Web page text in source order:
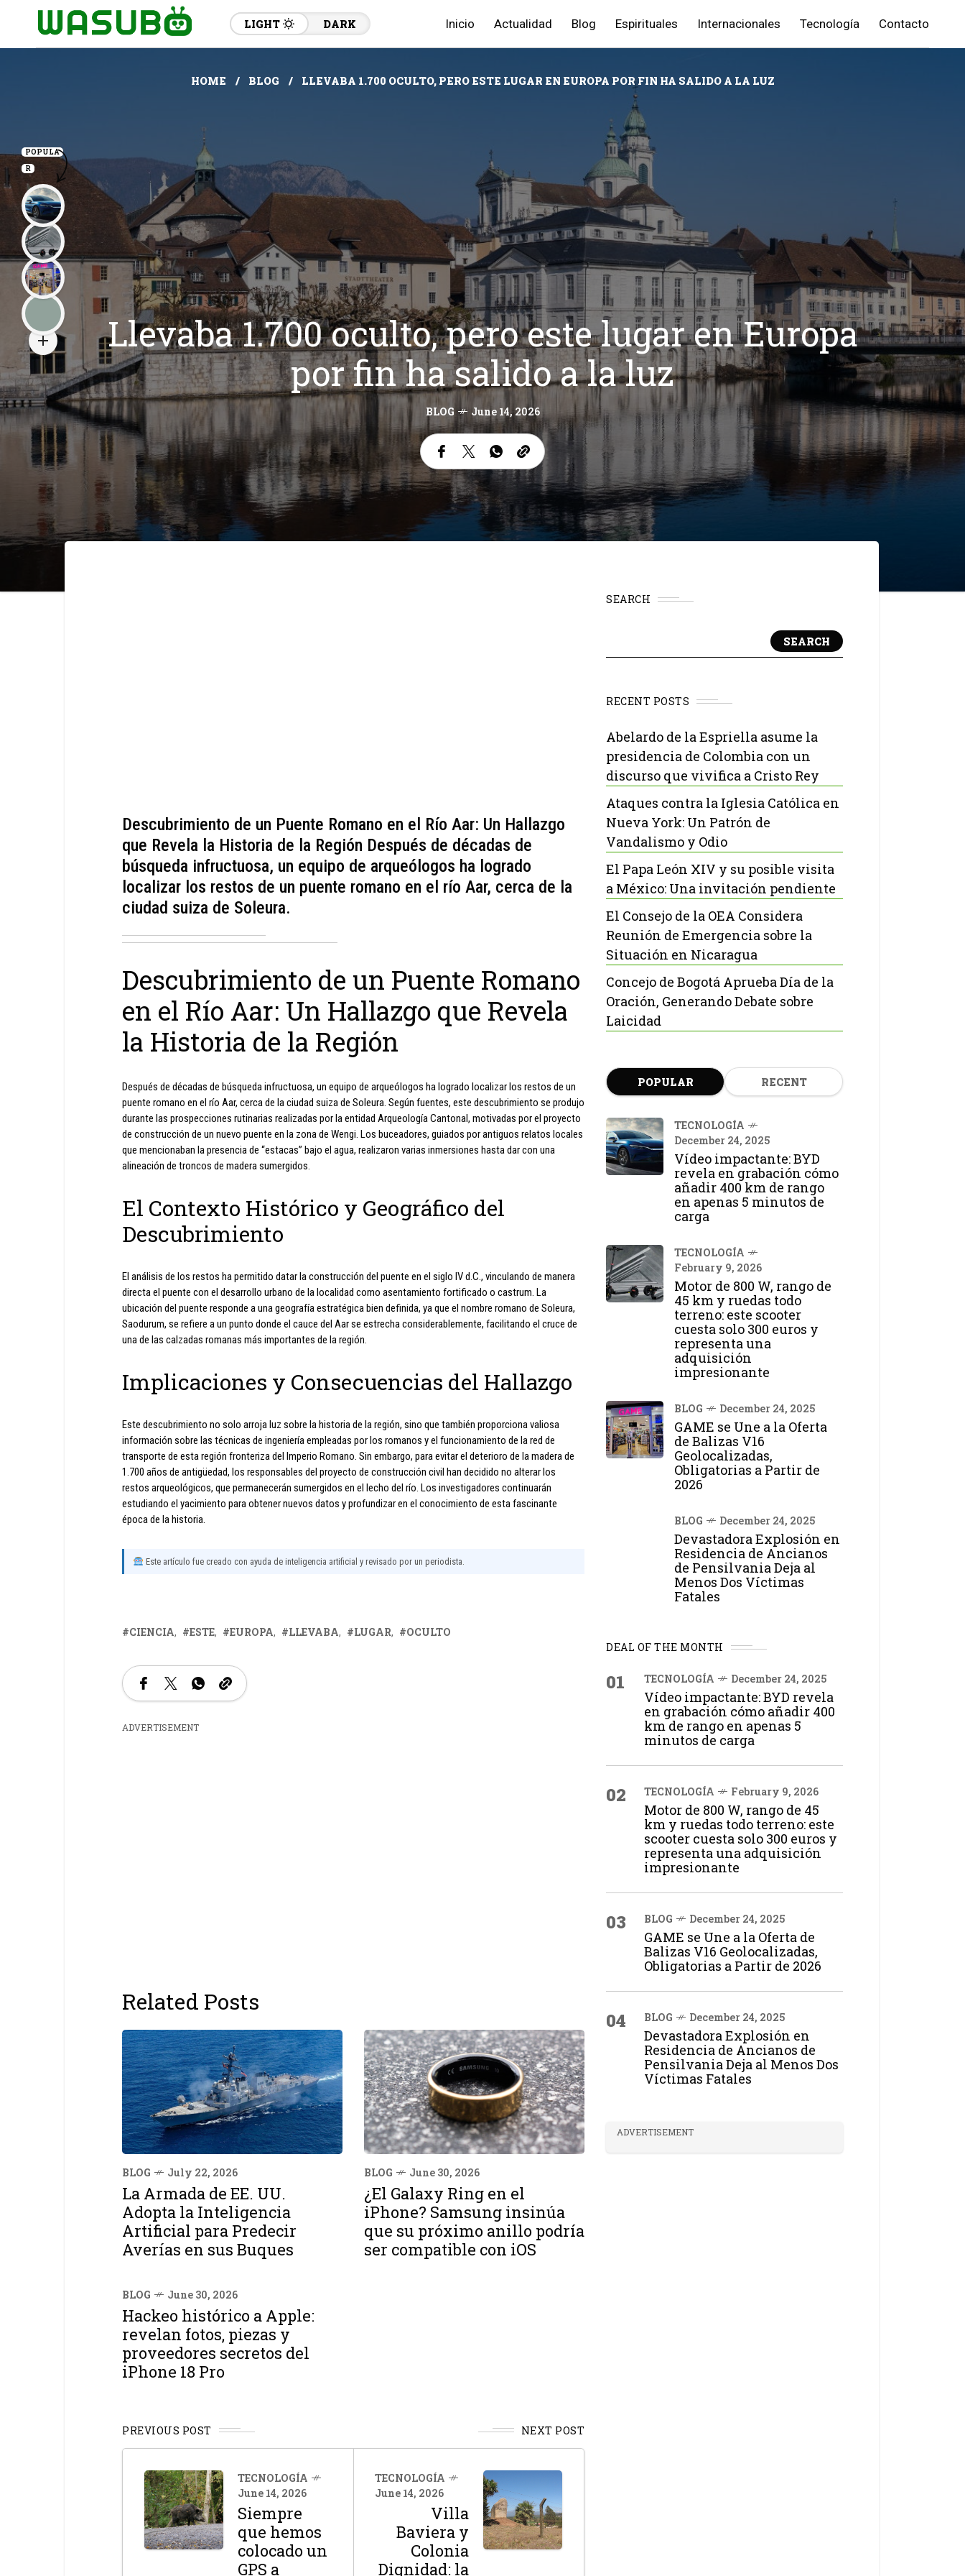
LIGHT DARK Inicio Actualidad Blog Espirituales Internacionales Tecnología Contacto
HOME BLOG LLEVABA 1.700 OCULTO, PERO ESTE LUGAR EN EUROPA POR FIN HA SALIDO A LA LUZ
Llevaba 1.700 oculto, pero este lugar en Europa
por fin ha salido a la luz
BLOG June 14, 2026
Descubrimiento de un Puente Romano en el Río Aar: Un Hallazgo
que Revela la Historia de la Región Después de décadas de
búsqueda infructuosa, un equipo de arqueólogos ha logrado
localizar los restos de un puente romano en el río Aar, cerca de la
ciudad suiza de Soleura.
Descubrimiento de un Puente Romano
en el Río Aar: Un Hallazgo que Revela
la Historia de la Región
Después de décadas de búsqueda infructuosa, un equipo de arqueólogos ha logrado localizar los restos de un
puente romano en el río Aar, cerca de la ciudad suiza de Soleura. Según fuentes, este descubrimiento se produjo
durante las prospecciones rutinarias realizadas por la entidad Arqueología Cantonal, motivadas por el proyecto
de construcción de un nuevo puente en la zona de Wengi. Los buceadores, guiados por antiguos relatos locales
que mencionaban la presencia de “estacas” bajo el agua, realizaron varias inmersiones hasta dar con una
alineación de troncos de madera sumergidos.
El Contexto Histórico y Geográfico del
Descubrimiento
El análisis de los restos ha permitido datar la construcción del puente en el siglo IV d.C., vinculando de manera
directa el puente con el desarrollo urbano de la localidad como asentamiento fortificado o castrum. La
ubicación del puente responde a una geografía estratégica bien definida, ya que el nombre romano de Soleura,
Saodurum, se refiere a un punto donde el cauce del Aar se estrecha considerablemente, facilitando el cruce de
una de las calzadas romanas más importantes de la región.
Implicaciones y Consecuencias del Hallazgo
Este descubrimiento no solo arroja luz sobre la historia de la región, sino que también proporciona valiosa
información sobre las técnicas de ingeniería empleadas por los romanos y el funcionamiento de la red de
transporte de esta región fronteriza del Imperio Romano. Sin embargo, para evitar el deterioro de la madera de
1.700 años de antigüedad, los responsables del proyecto de construcción civil han decidido no alterar los
restos arqueológicos, que permanecerán sumergidos en el lecho del río. Los investigadores continuarán
estudiando el yacimiento para obtener nuevos datos y profundizar en el conocimiento de esta fascinante
época de la historia.
Este artículo fue creado con ayuda de inteligencia artificial y revisado por un periodista.
CIENCIA ESTE EUROPA LLEVABA LUGAR OCULTO
ADVERTISEMENT
Related Posts
BLOG July 22, 2026
La Armada de EE. UU.
Adopta la Inteligencia
Artificial para Predecir
Averías en sus Buques
BLOG June 30, 2026
¿El Galaxy Ring en el
iPhone? Samsung insinúa
que su próximo anillo podría
ser compatible con iOS
BLOG June 30, 2026
Hackeo histórico a Apple:
revelan fotos, piezas y
proveedores secretos del
iPhone 18 Pro
PREVIOUS POST NEXT POST
TECNOLOGÍA
June 14, 2026
Siempre
que hemos
colocado un
GPS a
TECNOLOGÍA
June 14, 2026
Villa
Baviera y
Colonia
Dignidad: la
SEARCH
SEARCH
RECENT POSTS
Abelardo de la Espriella asume la
presidencia de Colombia con un
discurso que vivifica a Cristo Rey
Ataques contra la Iglesia Católica en
Nueva York: Un Patrón de
Vandalismo y Odio
El Papa León XIV y su posible visita
a México: Una invitación pendiente
El Consejo de la OEA Considera
Reunión de Emergencia sobre la
Situación en Nicaragua
Concejo de Bogotá Aprueba Día de la
Oración, Generando Debate sobre
Laicidad
POPULAR RECENT
TECNOLOGÍA
December 24, 2025
Vídeo impactante: BYD
revela en grabación cómo
añadir 400 km de rango
en apenas 5 minutos de
carga
TECNOLOGÍA
February 9, 2026
Motor de 800 W, rango de
45 km y ruedas todo
terreno: este scooter
cuesta solo 300 euros y
representa una
adquisición
impresionante
BLOG December 24, 2025
GAME se Une a la Oferta
de Balizas V16
Geolocalizadas,
Obligatorias a Partir de
2026
BLOG December 24, 2025
Devastadora Explosión en
Residencia de Ancianos
de Pensilvania Deja al
Menos Dos Víctimas
Fatales
DEAL OF THE MONTH
01 TECNOLOGÍA December 24, 2025
Vídeo impactante: BYD revela
en grabación cómo añadir 400
km de rango en apenas 5
minutos de carga
02 TECNOLOGÍA February 9, 2026
Motor de 800 W, rango de 45
km y ruedas todo terreno: este
scooter cuesta solo 300 euros y
representa una adquisición
impresionante
03 BLOG December 24, 2025
GAME se Une a la Oferta de
Balizas V16 Geolocalizadas,
Obligatorias a Partir de 2026
04 BLOG December 24, 2025
Devastadora Explosión en
Residencia de Ancianos de
Pensilvania Deja al Menos Dos
Víctimas Fatales
ADVERTISEMENT
POPULA
R